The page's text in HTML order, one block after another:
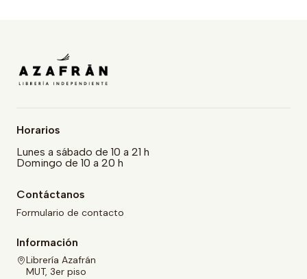
Horarios
Lunes a sábado de 10 a 21 h
Domingo de 10 a 20 h
Contáctanos
Formulario de contacto
Información
Librería Azafrán
MUT, 3er piso